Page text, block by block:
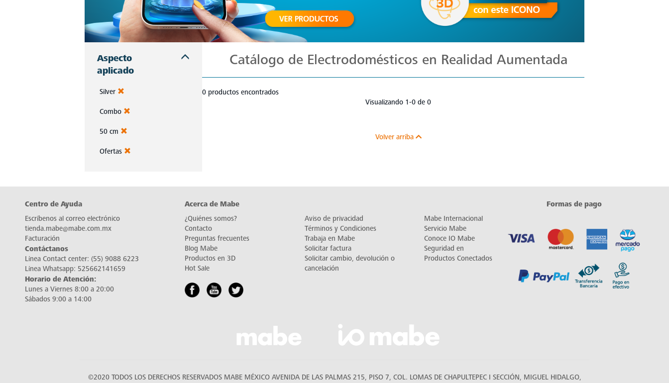
Aspecto
aplicado
Silver
Combo
50 cm
Ofertas
Catálogo de Electrodomésticos en Realidad Aumentada
0 productos encontrados
Visualizando 1-0 de 0
Volver arriba
Centro de Ayuda
Escríbenos al correo electrónico
tienda.mabe@mabe.com.mx
Facturación
Contáctanos
Línea Contact center: (55) 9088 6223
Línea Whatsapp: 525662141659
Horario de Atención:
Lunes a Viernes 8:00 a 20:00
Sábados 9:00 a 14:00
Acerca de Mabe
¿Quiénes somos?
Contacto
Preguntas frecuentes
Blog Mabe
Productos en 3D
Hot Sale
Aviso de privacidad
Términos y Condiciones
Trabaja en Mabe
Solicitar factura
Solicitar cambio, devolución o
cancelación
Mabe Internacional
Servicio Mabe
Conoce IO Mabe
Seguridad en
Productos Conectados
Formas de pago
©2020 TODOS LOS DERECHOS RESERVADOS MABE MÉXICO AVENIDA DE LAS PALMAS 215, PISO 7, COL. LOMAS DE CHAPULTEPEC I SECCIÓN, MIGUEL HIDALGO,